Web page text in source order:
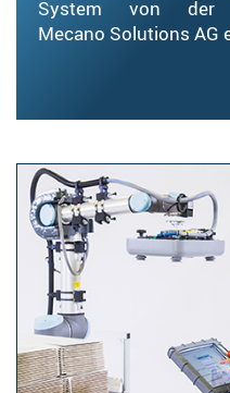
System von der
Mecano Solutions AG